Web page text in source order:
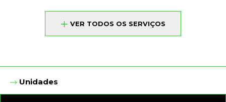
VER TODOS OS SERVIÇOS
Unidades